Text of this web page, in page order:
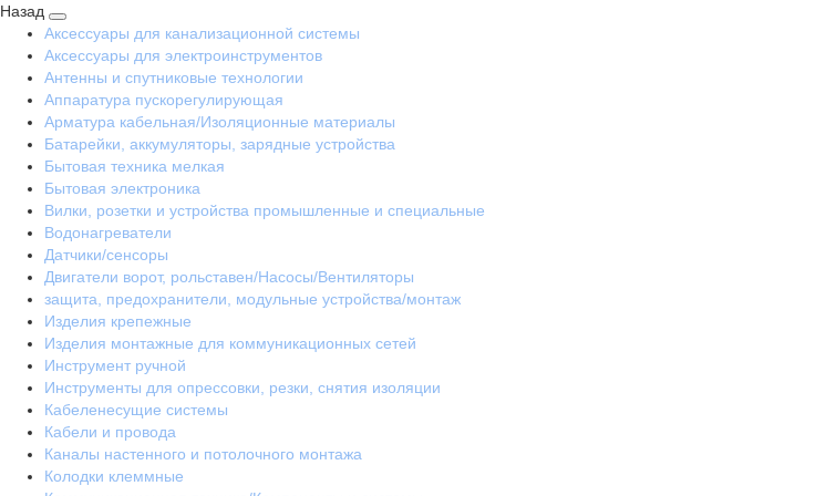
Назад
Аксессуары для канализационной системы
Аксессуары для электроинструментов
Антенны и спутниковые технологии
Аппаратура пускорегулирующая
Арматура кабельная/Изоляционные материалы
Батарейки, аккумуляторы, зарядные устройства
Бытовая техника мелкая
Бытовая электроника
Вилки, розетки и устройства промышленные и специальные
Водонагреватели
Датчики/сенсоры
Двигатели ворот, рольставен/Насосы/Вентиляторы
защита, предохранители, модульные устройства/монтаж
Изделия крепежные
Изделия монтажные для коммуникационных сетей
Инструмент ручной
Инструменты для опрессовки, резки, снятия изоляции
Кабеленесущие системы
Кабели и провода
Каналы настенного и потолочного монтажа
Колодки клеммные